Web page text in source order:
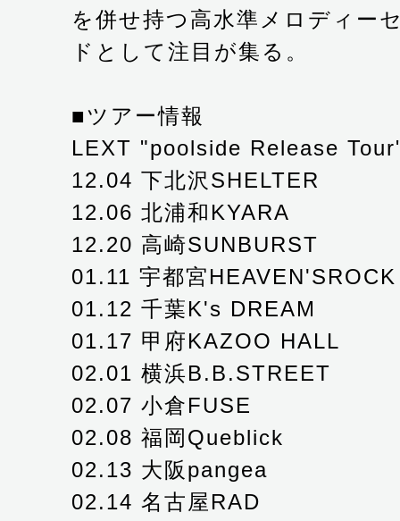
を併せ持つ高水準メロディー
ドとして注目が集る。
■ツアー情報
LEXT "poolside Release
12.04 下北沢SHELTER
12.06 北浦和KYARA
12.20 高崎SUNBURST
01.11 宇都宮HEAVEN'SROCK
01.12 千葉K's DREAM
01.17 甲府KAZOO HALL
02.01 横浜B.B.STREET
02.07 小倉FUSE
02.08 福岡Queblick
02.13 大阪pangea
02.14 名古屋RAD